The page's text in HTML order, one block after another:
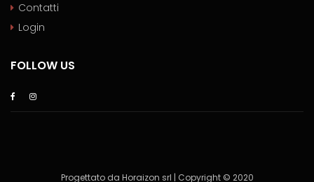
Contatti
Login
FOLLOW US
Progettato da Horaizon srl | Copyright © 2020